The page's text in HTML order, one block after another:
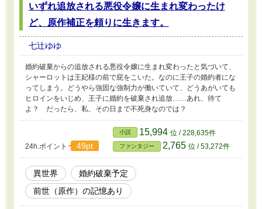
いずれ追放される悪役令嬢に生まれ変わったけ
ど、原作補正を頼りに生きます。
七辻ゆゆ
婚約破棄からの追放される悪役令嬢に生まれ変わったと気づいて、
シャーロットは王妃様の前で屁をこいた。なのに王子の婚約者にな
ってしまう。どうやら強固な強制力が働いていて、どうあがいても
ヒロインをいじめ、王子に婚約を破棄され追放……あれ、待て
よ？ だったら、私、その日まで不死身なのでは？
24h.ポイント 49pt
小説 15,994 位 / 228,635件
ファンタジー 2,765 位 / 53,272件
異世界
婚約破棄予定
前世（原作）の記憶あり